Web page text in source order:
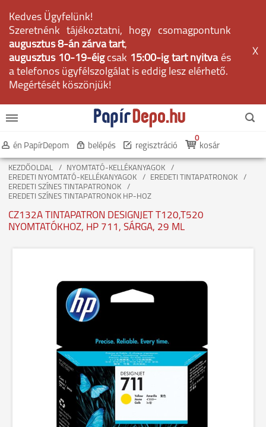
Kedves Ügyfelünk!
Szeretnénk tájékoztatni, hogy csomagpontunk
augusztus 8-án zárva tart,
augusztus 10-19-éig csak 15:00-ig tart nyitvaés
a telefonos ügyfélszolgálat is eddig lesz elérhető.
Megértését köszönjük!
X
én PapírDepom belépés regisztráció kosár
0
KEZDŐOLDAL
NYOMTATÓ-KELLÉKANYAGOK
EREDETI NYOMTATÓ-KELLÉKANYAGOK
EREDETI TINTAPATRONOK
EREDETI SZÍNES TINTAPATRONOK
EREDETI SZÍNES TINTAPATRONOK HP-HOZ
CZ132A TINTAPATRON DESIGNJET T120,T520
NYOMTATÓKHOZ, HP 711, SÁRGA, 29 ML